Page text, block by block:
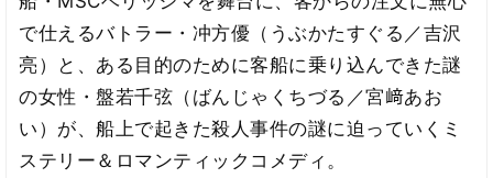
で仕えるバトラー・冲方優（うぶかたすぐる／吉沢
亮）と、ある目的のために客船に乗り込んできた謎
の女性・盤若千弦（ばんじゃくちづる／宮﨑あお
い）が、船上で起きた殺人事件の謎に迫っていくミ
ステリー＆ロマンティックコメディ。